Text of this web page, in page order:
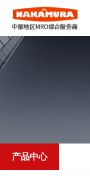
产品中心